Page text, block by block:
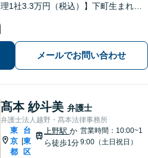
理1社3.3万円（税込）】下町生まれ下
ます。
メールでお問い合わせ
髙本 紗斗美 弁護士
弁護士法人越野・髙本法律事務所
東
京
都
|
台
東
区
上野駅か
ら徒歩1分
営業時間：10:00~1
9:00（土日祝日）